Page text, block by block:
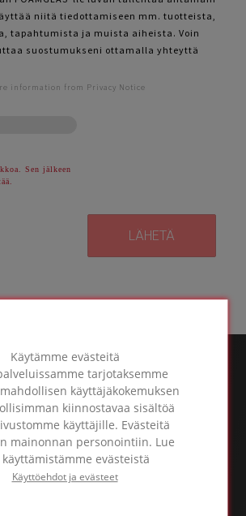
Käytämme evästeitä
tarjotaksemme
käyttäjäkokemuksen
kiinnostavaa sisältöä
käyttäjille. Evästeitä
mainonnan personointiin. Lue
käyttämistämme evästeistä
Käyttöehdot ja evästeet
niitä tiedottamiseen mm. tuotteista,
tapahtumista ja muista aiheista. Voin
suostumukseni ottamalla yhteyttä
information from Privacy Notice
Sen jälkeen